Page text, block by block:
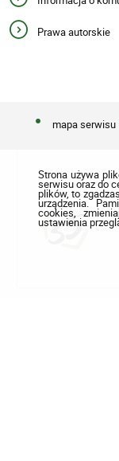
Prawa autorskie
mapa serwisu
Strona używa
serwisu oraz do
plików, to
urządzenia.
cookies,
ustawienia